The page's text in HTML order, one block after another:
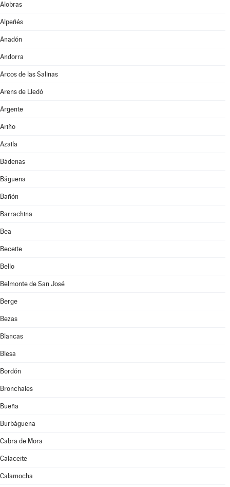
Alobras
Alpeñés
Anadón
Andorra
Arcos de las Salinas
Arens de Lledó
Argente
Ariño
Azaila
Bádenas
Báguena
Bañón
Barrachina
Bea
Beceite
Bello
Belmonte de San José
Berge
Bezas
Blancas
Blesa
Bordón
Bronchales
Bueña
Burbáguena
Cabra de Mora
Calaceite
Calamocha